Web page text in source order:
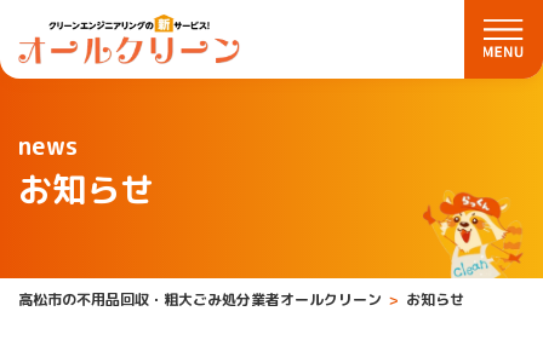
news
お知らせ
高松市の不用品回収・粗大ごみ処分業者オールクリーン お知らせ